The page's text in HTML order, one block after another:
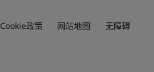
Cookie政策 网站地图 无障碍